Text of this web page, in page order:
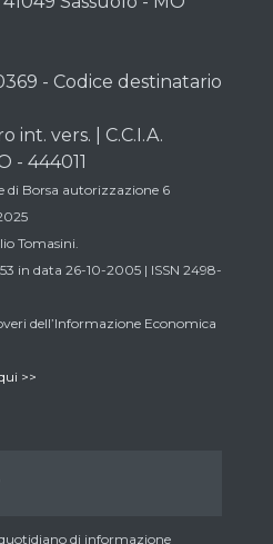
- Codice destinatario
int. vers. | C.C.I.A.
- 444011
Borsa autorizzazione 6
Tomasini.
in data 26-10-2005 | ISSN 2498-
dell’Informazione Economica
>>
di informazione